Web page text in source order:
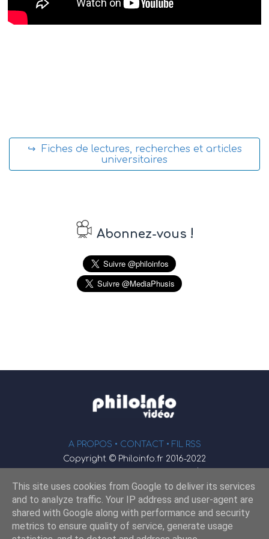
↪ Fiches de lectures, recherches et articles
universitaires
Abonnez-vous !
A PROPOS • CONTACT • FIL RSS
Copyright © Philoinfo.fr 2016-2022
φ
Webmaster : JEND
Retrouvez-nous sur
This site uses cookies from Google to deliver its services
and to analyze traffic. Your IP address and user-agent are
shared with Google along with performance and security
metrics to ensure quality of service, generate usage